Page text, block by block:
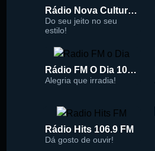
Rádio Nova Cultura 93.1 FM
Do seu jeito no seu
estilo!
Rádio FM O Dia 100.5
Alegria que irradia!
Rádio Hits 106.9 FM
Dá gosto de ouvir!